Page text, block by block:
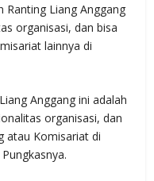
Ranting Liang Anggang
organisasi, dan bisa
lainnya di
Anggang ini adalah
organisasi, dan
atau Komisariat di